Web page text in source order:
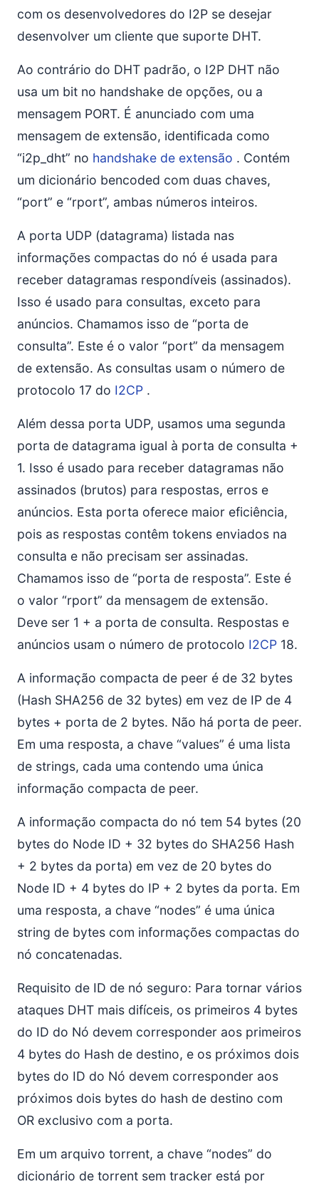
com os desenvolvedores do I2P se desejar
desenvolver um cliente que suporte DHT.
Ao contrário do DHT padrão, o I2P DHT não
usa um bit no handshake de opções, ou a
mensagem PORT. É anunciado com uma
mensagem de extensão, identificada como
“i2p_dht” no handshake de extensão . Contém
um dicionário bencoded com duas chaves,
“port” e “rport”, ambas números inteiros.
A porta UDP (datagrama) listada nas
informações compactas do nó é usada para
receber datagramas respondíveis (assinados).
Isso é usado para consultas, exceto para
anúncios. Chamamos isso de “porta de
consulta”. Este é o valor “port” da mensagem
de extensão. As consultas usam o número de
protocolo 17 do I2CP .
Além dessa porta UDP, usamos uma segunda
porta de datagrama igual à porta de consulta +
1. Isso é usado para receber datagramas não
assinados (brutos) para respostas, erros e
anúncios. Esta porta oferece maior eficiência,
pois as respostas contêm tokens enviados na
consulta e não precisam ser assinadas.
Chamamos isso de “porta de resposta”. Este é
o valor “rport” da mensagem de extensão.
Deve ser 1 + a porta de consulta. Respostas e
anúncios usam o número de protocolo I2CP 18.
A informação compacta de peer é de 32 bytes
(Hash SHA256 de 32 bytes) em vez de IP de 4
bytes + porta de 2 bytes. Não há porta de peer.
Em uma resposta, a chave “values” é uma lista
de strings, cada uma contendo uma única
informação compacta de peer.
A informação compacta do nó tem 54 bytes (20
bytes do Node ID + 32 bytes do SHA256 Hash
+ 2 bytes da porta) em vez de 20 bytes do
Node ID + 4 bytes do IP + 2 bytes da porta. Em
uma resposta, a chave “nodes” é uma única
string de bytes com informações compactas do
nó concatenadas.
Requisito de ID de nó seguro: Para tornar vários
ataques DHT mais difíceis, os primeiros 4 bytes
do ID do Nó devem corresponder aos primeiros
4 bytes do Hash de destino, e os próximos dois
bytes do ID do Nó devem corresponder aos
próximos dois bytes do hash de destino com
OR exclusivo com a porta.
Em um arquivo torrent, a chave “nodes” do
dicionário de torrent sem tracker está por